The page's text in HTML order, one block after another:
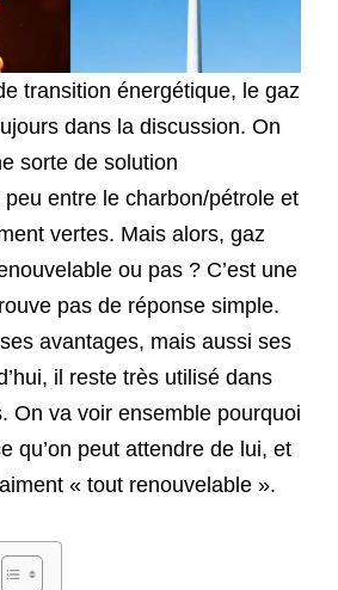
transition énergétique, le gaz
dans la discussion. On
sorte de solution
entre le charbon/pétrole et
vertes. Mais alors, gaz
ou pas ? C’est une
pas de réponse simple.
avantages, mais aussi ses
il reste très utilisé dans
On va voir ensemble pourquoi
qu’on peut attendre de lui, et
« tout renouvelable ».